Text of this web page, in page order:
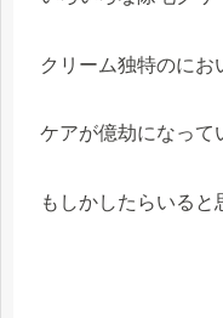
クリーム独特のにお
ケアが億劫になって
もしかしたらいると